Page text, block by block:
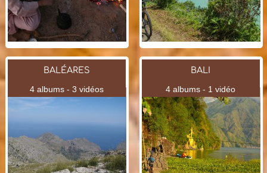
BALÉARES
4 albums - 3 vidéos
BALI
4 albums - 1 vidéo